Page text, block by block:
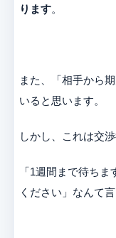
ります。
また、「相手から
いると思います。
しかし、これは交
「1週間まで待ち
ください」なんて